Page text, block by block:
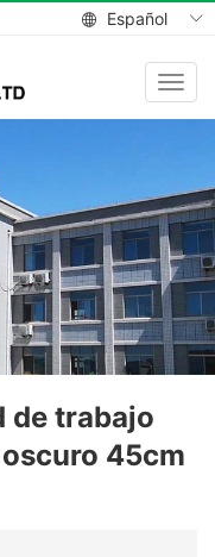
Español
de trabajo
45cm